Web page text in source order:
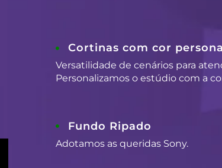
Cortinas com cor
Versatilidade de cenários para
Personalizamos o estúdio com a
Fundo Ripado
Adotamos as queridas Sony.